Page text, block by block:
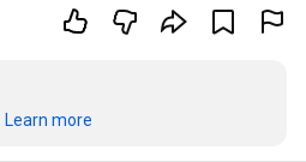
Learn more